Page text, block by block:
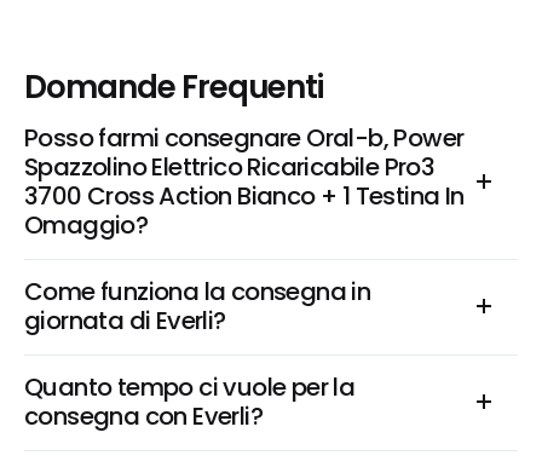
Domande Frequenti
Posso farmi consegnare Oral-b, Power
Spazzolino Elettrico Ricaricabile Pro3
3700 Cross Action Bianco + 1 Testina In
Omaggio?
Come funziona la consegna in
giornata di Everli?
Quanto tempo ci vuole per la
consegna con Everli?